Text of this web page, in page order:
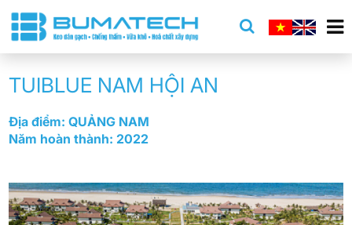
TUIBLUE NAM HỘI AN
Địa điểm: QUẢNG NAM
Năm hoàn thành: 2022